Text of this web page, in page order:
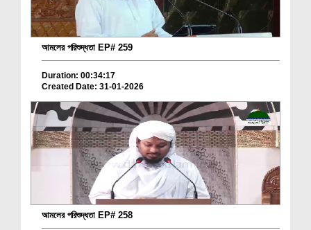
আমলের পরিশুদ্ধতা EP# 259
Duration: 00:34:17
Created Date: 31-01-2026
আমলের পরিশুদ্ধতা EP# 258